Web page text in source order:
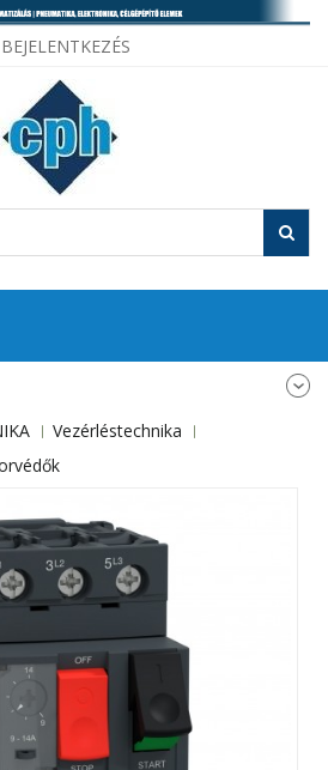
BEJELENTKEZÉS
Vezérléstechnika